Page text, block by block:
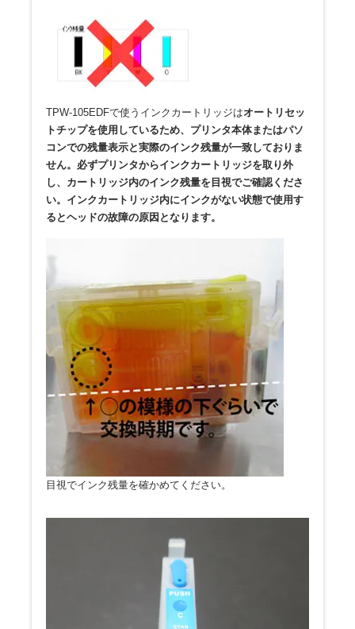
TPW-105EDFで使うインクカートリッジはオートリセッ
トチップを使用しているため、プリンタ本体またはパソ
コンでの残量表示と実際のインク残量が一致しておりま
せん。必ずプリンタからインクカートリッジを取り外
し、カートリッジ内のインク残量を目視でご確認くださ
い。インクカートリッジ内にインクがない状態で使用す
るとヘッドの故障の原因となります。
目視でインク残量を確かめてください。